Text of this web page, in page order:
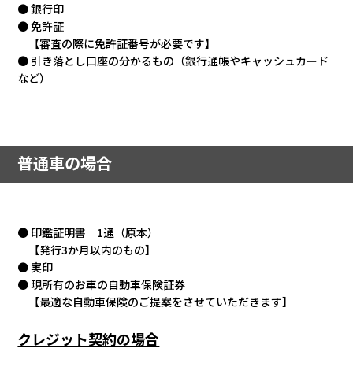
● 銀行印
● 免許証
【審査の際に免許証番号が必要です】
● 引き落とし口座の分かるもの（銀行通帳やキャッシュカード
など）
普通車の場合
● 印鑑証明書 1通（原本）
【発行3か月以内のもの】
● 実印
● 現所有のお車の自動車保険証券
【最適な自動車保険のご提案をさせていただきます】
クレジット契約の場合